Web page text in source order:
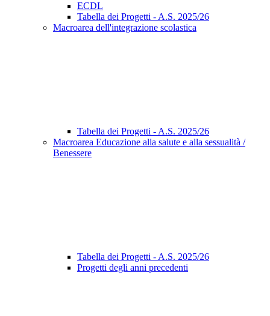
ECDL
Tabella dei Progetti - A.S. 2025/26
Macroarea dell'integrazione scolastica
Tabella dei Progetti - A.S. 2025/26
Macroarea Educazione alla salute e alla sessualità /
Benessere
Tabella dei Progetti - A.S. 2025/26
Progetti degli anni precedenti